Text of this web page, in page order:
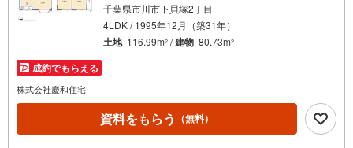
件
イ
ペ
ー
千葉県市川市下貝塚2丁目
4LDK / 1995年12月（築31年）
土地 116.99m2 /建物 80.73m2
成約でもらえる
株式会社慶和住宅
資料をもらう （無料）